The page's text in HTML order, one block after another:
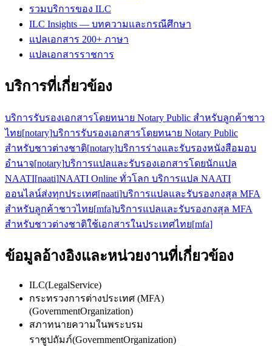
รวมบริการของ ILC
ILC Insights — บทความและกรณีศึกษา
แปลเอกสาร 200+ ภาษา
แปลเอกสารราชการ
บริการที่เกี่ยวข้อง
บริการรับรองเอกสารโดยทนาย Notary Public สำหรับลูกค้าชาว
ไทย[notary]บริการรับรองเอกสารโดยทนาย Notary Public
สำหรับชาวต่างชาติ[notary]บริการร่างและรับรองหนังสือมอบ
อำนาจ[notary]บริการแปลและรับรองเอกสารโดยนักแปล
NAATI[naati]NAATI Online ทั่วโลก บริการแปล NAATI
ออนไลน์ส่งทุกประเทศ[naati]บริการแปลและรับรองกงสุล MFA
สำหรับลูกค้าชาวไทย[mfa]บริการแปลและรับรองกงสุล MFA
สำหรับชาวต่างชาติใช้เอกสารในประเทศไทย[mfa]
ข้อมูลอ้างอิงและหน่วยงานที่เกี่ยวข้อง
ILC(LegalService)
กระทรวงการต่างประเทศ (MFA)
(GovernmentOrganization)
สภาทนายความในพระบรม
ราชูปถัมภ์(GovernmentOrganization)